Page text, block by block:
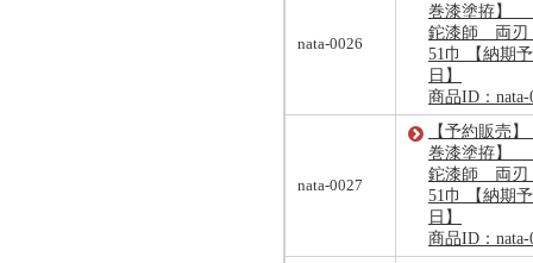
nata-0026
巻漆塗拵】
鉈漆師 両
51巾 【納期
日】
商品ID：nata-
nata-0027
【予約販売
巻漆塗拵】
鉈漆師 両
51巾 【納期
日】
商品ID：nata-